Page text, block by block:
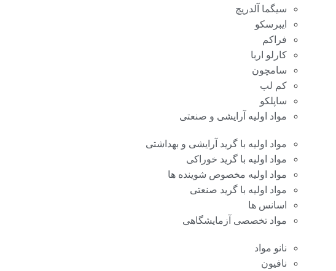
سیگما آلدریچ
ایبرسکو
فراکم
کارلو اربا
سامچون
کم لب
ساپلکو
مواد اولیه آرایشی و صنعتی
مواد اولیه با گرید آرایشی و بهداشتی
مواد اولیه با گرید خوراکی
مواد اولیه مخصوص شوینده ها
مواد اولیه با گرید صنعتی
اسانس ها
مواد تخصصی آزمایشگاهی
نانو مواد
نافیون